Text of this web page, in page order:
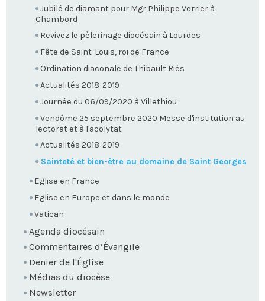
Jubilé de diamant pour Mgr Philippe Verrier à
Chambord
Revivez le pèlerinage diocésain à Lourdes
Fête de Saint-Louis, roi de France
Ordination diaconale de Thibault Riès
Actualités 2018-2019
Journée du 06/09/2020 à Villethiou
Vendôme 25 septembre 2020 Messe d'institution au
lectorat et à l'acolytat
Actualités 2018-2019
Sainteté et bien-être au domaine de Saint Georges
Eglise en France
Eglise en Europe et dans le monde
Vatican
Agenda diocésain
Commentaires d’Évangile
Denier de l'Église
Médias du diocèse
Newsletter